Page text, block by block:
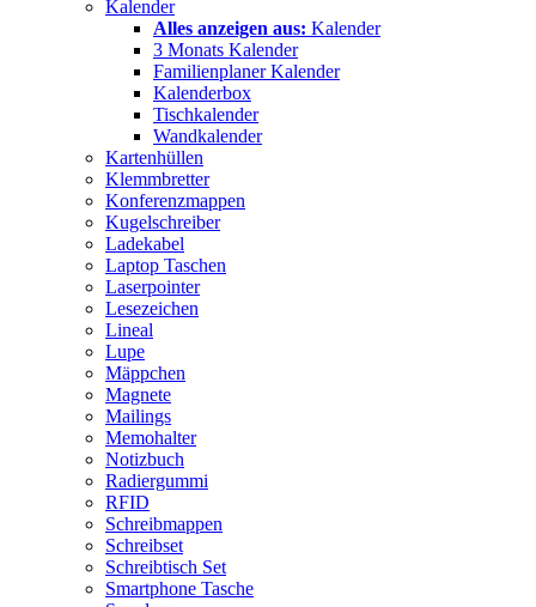
Kalender
Alles anzeigen aus: Kalender
3 Monats Kalender
Familienplaner Kalender
Kalenderbox
Tischkalender
Wandkalender
Kartenhüllen
Klemmbretter
Konferenzmappen
Kugelschreiber
Ladekabel
Laptop Taschen
Laserpointer
Lesezeichen
Lineal
Lupe
Mäppchen
Magnete
Mailings
Memohalter
Notizbuch
Radiergummi
RFID
Schreibmappen
Schreibset
Schreibtisch Set
Smartphone Tasche